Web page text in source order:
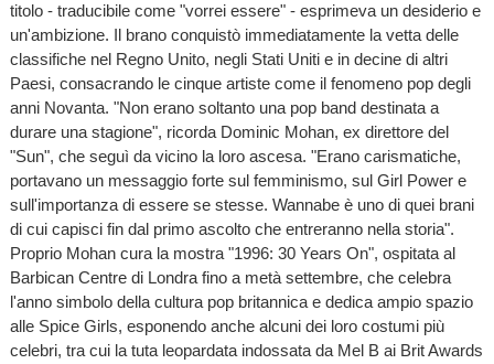
titolo - traducibile come "vorrei essere" - esprimeva un desiderio e
un'ambizione. Il brano conquistò immediatamente la vetta delle
classifiche nel Regno Unito, negli Stati Uniti e in decine di altri
Paesi, consacrando le cinque artiste come il fenomeno pop degli
anni Novanta. "Non erano soltanto una pop band destinata a
durare una stagione", ricorda Dominic Mohan, ex direttore del
"Sun", che seguì da vicino la loro ascesa. "Erano carismatiche,
portavano un messaggio forte sul femminismo, sul Girl Power e
sull'importanza di essere se stesse. Wannabe è uno di quei brani
di cui capisci fin dal primo ascolto che entreranno nella storia".
Proprio Mohan cura la mostra "1996: 30 Years On", ospitata al
Barbican Centre di Londra fino a metà settembre, che celebra
l'anno simbolo della cultura pop britannica e dedica ampio spazio
alle Spice Girls, esponendo anche alcuni dei loro costumi più
celebri, tra cui la tuta leopardata indossata da Mel B ai Brit Awards